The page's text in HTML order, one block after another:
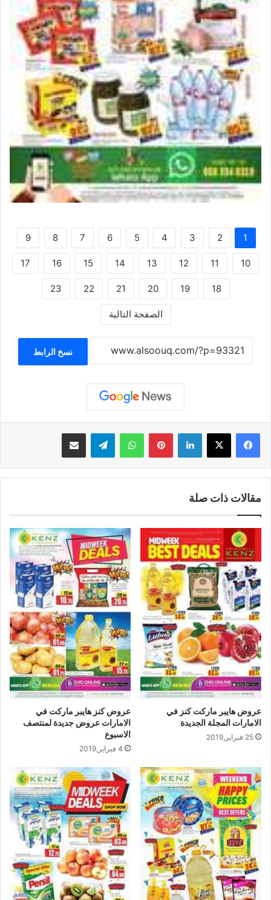
1
2
3
4
5
6
7
8
9
10
11
12
13
14
15
16
17
18
19
20
21
22
23
الصفحة التالية
نسخ الرابط
لينكدإن بينتيريستواتساب تيلقرام مشاركة عبر البريد
مقالات ذات صلة
عروض هايبر ماركت كنز في
الامارات المجلة الجديدة
25 فبراير,2019
عروض كنز هايبر ماركت في
الامارات عروض جديدة لمنتصف
الاسبوع
4 فبراير,2019